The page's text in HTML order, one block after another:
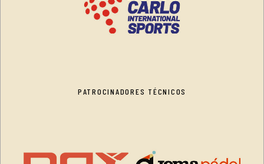
PATROCINADORES TÉCNICOS